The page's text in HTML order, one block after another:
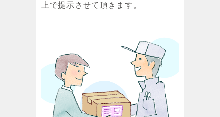
上で提示させて頂きます。